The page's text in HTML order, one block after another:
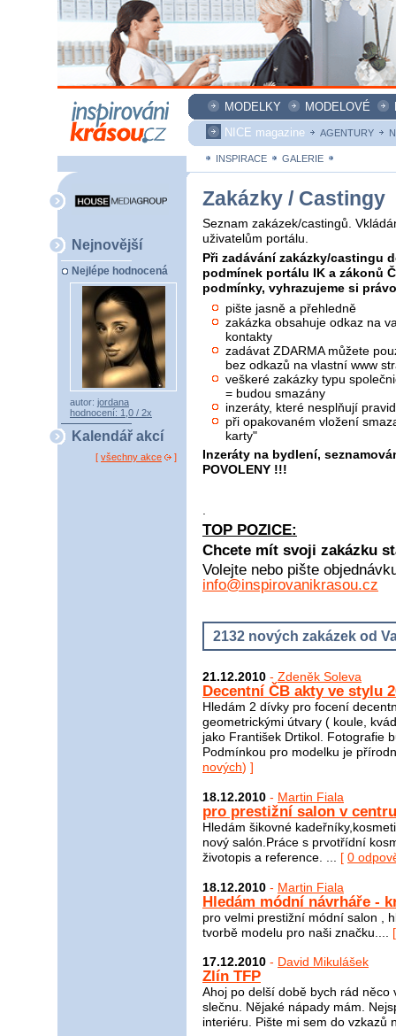
MODELKY MODELOVÉ
NICE magazine
AGENTURY
INSPIRACE GALERIE
Nejnovější
Nejlépe hodnocená
autor: jordana
hodnocení: 1,0 / 2x
Kalendář akcí
[ všechny akce ]
Zakázky / Castingy
Seznam zakázek/castingů.
uživatelům portálu.
Při zadávání zakázky/castingu
podmínek portálu IK a zákonů
podmínky, vyhrazujeme si
pište jasně a přehledně
zakázka obsahuje odkaz na
kontakty
zadávat ZDARMA můžete
bez odkazů na vlastní www
veškeré zakázky typu
= budou smazány
inzeráty, které nesplňují
při opakovaném vložení
karty"
Inzeráty na bydlení,
POVOLENY !!!
TOP POZICE:
Chcete mít svoji zakázku
Volejte nebo pište
info@inspirovanikrasou.cz
2132 nových zakázek od
21.12.2010 - Zdeněk Soleva
Decentní ČB akty ve stylu
Hledám 2 dívky pro focení
geometrickými útvary ( koule,
jako František Drtikol. Fotografie
Podmínkou pro modelku je
nových) ]
18.12.2010 - Martin Fiala
pro prestižní salon v
Hledám šikovné
nový salón.Práce s prvotřídní
životopis a reference. ... [ 0
18.12.2010 - Martin Fiala
Hledám módní návrháře -
pro velmi prestižní módní salon ,
tvorbě modelu pro naši značku....
17.12.2010 - David Mikulášek
Zlín TFP
Ahoj po delší době bych rád
slečnu. Nějaké nápady mám.
interiéru. Pište mi sem do vzkazů